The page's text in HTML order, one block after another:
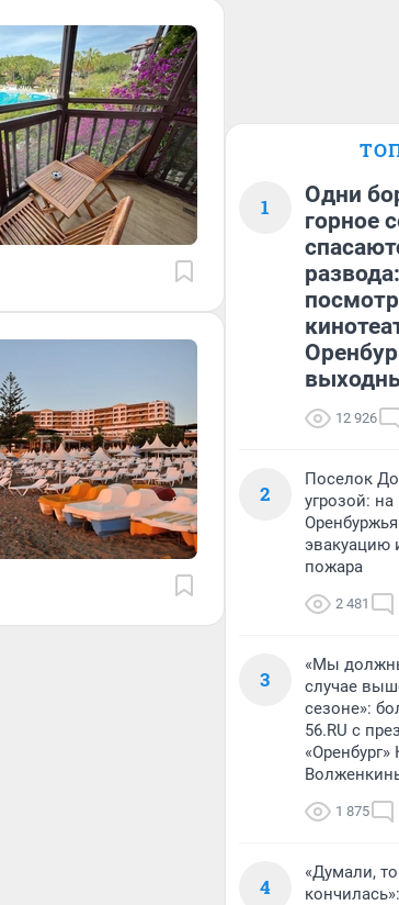
1
Одни
горное
12 926
2
Поселок
угрозой: на
эвакуацию
пожара
2 481
3
«Мы
случае
сезоне»:
56.RU с
1 875
4
«Думали,